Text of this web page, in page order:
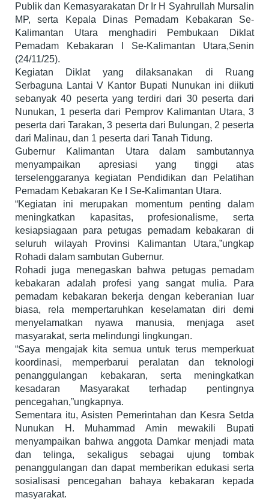
Publik dan Kemasyarakatan Dr Ir H Syahrullah Mursalin
MP, serta Kepala Dinas Pemadam Kebakaran Se-
Kalimantan Utara menghadiri Pembukaan Diklat
Pemadam Kebakaran I Se-Kalimantan Utara,Senin
(24/11/25).
Kegiatan Diklat yang dilaksanakan di Ruang
Serbaguna Lantai V Kantor Bupati Nunukan ini diikuti
sebanyak 40 peserta yang terdiri dari 30 peserta dari
Nunukan, 1 peserta dari Pemprov Kalimantan Utara, 3
peserta dari Tarakan, 3 peserta dari Bulungan, 2 peserta
dari Malinau, dan 1 peserta dari Tanah Tidung.
Gubernur Kalimantan Utara dalam sambutannya
menyampaikan apresiasi yang tinggi atas
terselenggaranya kegiatan Pendidikan dan Pelatihan
Pemadam Kebakaran Ke I Se-Kalimantan Utara.
“Kegiatan ini merupakan momentum penting dalam
meningkatkan kapasitas, profesionalisme, serta
kesiapsiagaan para petugas pemadam kebakaran di
seluruh wilayah Provinsi Kalimantan Utara,”ungkap
Rohadi dalam sambutan Gubernur.
Rohadi juga menegaskan bahwa petugas pemadam
kebakaran adalah profesi yang sangat mulia. Para
pemadam kebakaran bekerja dengan keberanian luar
biasa, rela mempertaruhkan keselamatan diri demi
menyelamatkan nyawa manusia, menjaga aset
masyarakat, serta melindungi lingkungan.
“Saya mengajak kita semua untuk terus memperkuat
koordinasi, memperbarui peralatan dan teknologi
penanggulangan kebakaran, serta meningkatkan
kesadaran Masyarakat terhadap pentingnya
pencegahan,”ungkapnya.
Sementara itu, Asisten Pemerintahan dan Kesra Setda
Nunukan H. Muhammad Amin mewakili Bupati
menyampaikan bahwa anggota Damkar menjadi mata
dan telinga, sekaligus sebagai ujung tombak
penanggulangan dan dapat memberikan edukasi serta
sosialisasi pencegahan bahaya kebakaran kepada
masyarakat.